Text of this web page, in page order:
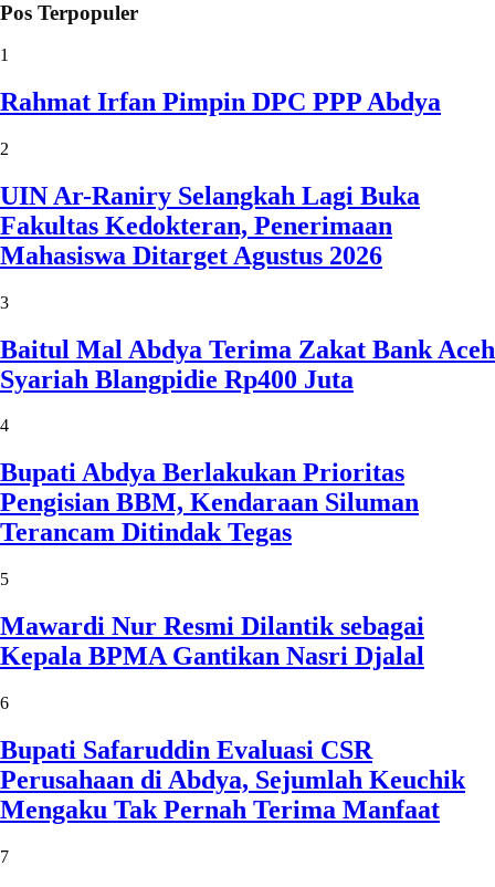
Pos Terpopuler
1
Rahmat Irfan Pimpin DPC PPP Abdya
2
UIN Ar-Raniry Selangkah Lagi Buka
Fakultas Kedokteran, Penerimaan
Mahasiswa Ditarget Agustus 2026
3
Baitul Mal Abdya Terima Zakat Bank Aceh
Syariah Blangpidie Rp400 Juta
4
Bupati Abdya Berlakukan Prioritas
Pengisian BBM, Kendaraan Siluman
Terancam Ditindak Tegas
5
Mawardi Nur Resmi Dilantik sebagai
Kepala BPMA Gantikan Nasri Djalal
6
Bupati Safaruddin Evaluasi CSR
Perusahaan di Abdya, Sejumlah Keuchik
Mengaku Tak Pernah Terima Manfaat
7